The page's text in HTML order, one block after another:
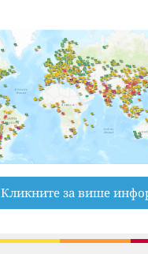
Кликните за више